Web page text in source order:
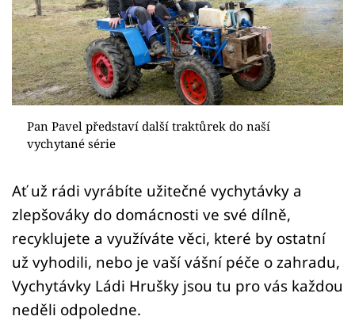
Sledujte prima+
Přihlášení
Sledujte nás
Pan Pavel představí další traktůrek do naší
vychytané série
Ať už rádi vyrábíte užitečné vychytávky a
zlepšováky do domácnosti ve své dílně,
recyklujete a využíváte věci, které by ostatní
už vyhodili, nebo je vaší vášní péče o zahradu,
Vychytávky Ládi Hrušky jsou tu pro vás každou
neděli odpoledne.